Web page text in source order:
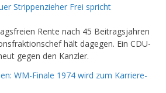
Strippenzieher Frei spricht
Rente nach 45 Beitragsjahren
hält dagegen. Ein CDU-
gegen den Kanzler.
WM-Finale 1974 wird zum Karriere-